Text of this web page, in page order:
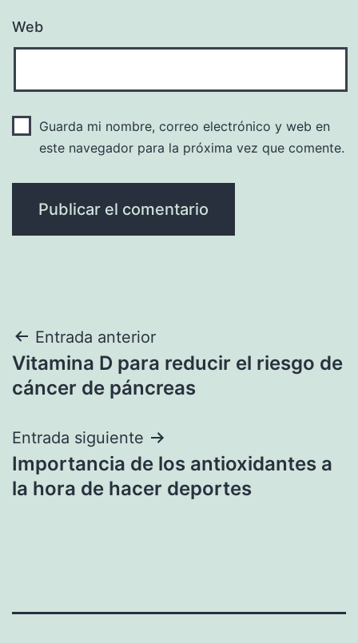
Web
Guarda mi nombre, correo electrónico y web en
este navegador para la próxima vez que comente.
Navegación
de
Entrada anterior
Vitamina D para reducir el riesgo de
cáncer de páncreas
Entrada siguiente
Importancia de los antioxidantes a
la hora de hacer deportes